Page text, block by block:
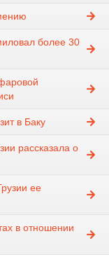
более 30
в Баку
рассказала о
ее
в отношении